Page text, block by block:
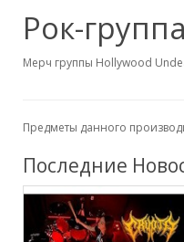
Рок-
Мерч группы Hollywood
Предметы данного
Последние